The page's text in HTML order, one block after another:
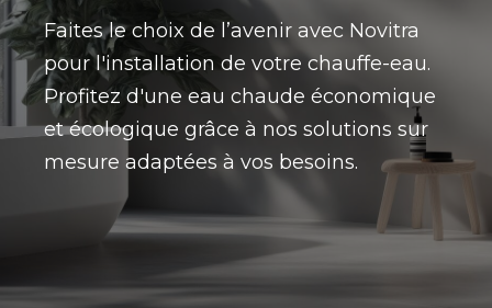
Faites le choix de l’avenir avec Novitra
pour l'installation de votre chauffe-eau.
Profitez d'une eau chaude économique
et écologique grâce à nos solutions sur
mesure adaptées à vos besoins.